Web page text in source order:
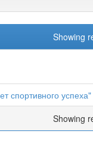
Showing
спортивного успеха"
Showing